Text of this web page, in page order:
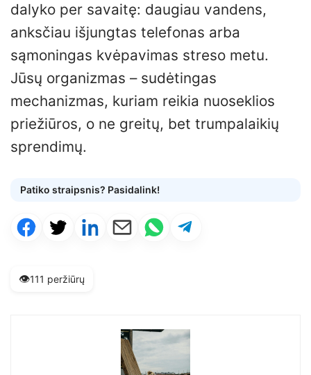
dalyko per savaitę: daugiau vandens,
anksčiau išjungtas telefonas arba
sąmoningas kvėpavimas streso metu.
Jūsų organizmas – sudėtingas
mechanizmas, kuriam reikia nuoseklios
priežiūros, o ne greitų, bet trumpalaikių
sprendimų.
Patiko straipsnis? Pasidalink!
👁️111 peržiūrų